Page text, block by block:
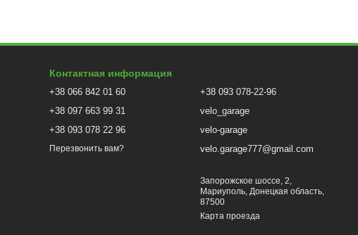
Контактная информация
+38 066 842 01 60
+38 097 663 99 31
+38 093 078 22 96
Перезвонить вам?
+38 093 078-22-96
velo_garage
velo-garage
velo.garage777@gmail.com
Запорожское шоссе, 2,
Мариуполь, Донецкая область,
87500
Карта проезда